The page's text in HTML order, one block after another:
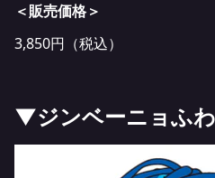
＜販売価格＞
3,850円（税込）
▼ジンベーニョふ